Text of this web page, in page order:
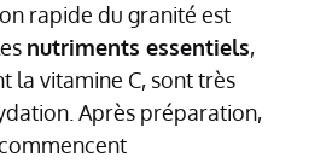
rapide du granité est
nutriments essentiels,
la vitamine C, sont très
Après préparation,